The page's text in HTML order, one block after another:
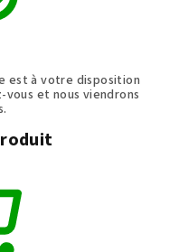
est à votre disposition
et nous viendrons